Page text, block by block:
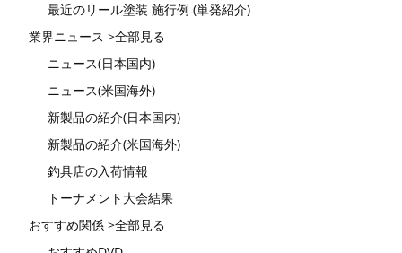
最近のリール塗装 施行例 (単発紹介)
業界ニュース >全部見る
ニュース(日本国内)
ニュース(米国海外)
新製品の紹介(日本国内)
新製品の紹介(米国海外)
釣具店の入荷情報
トーナメント大会結果
おすすめ関係 >全部見る